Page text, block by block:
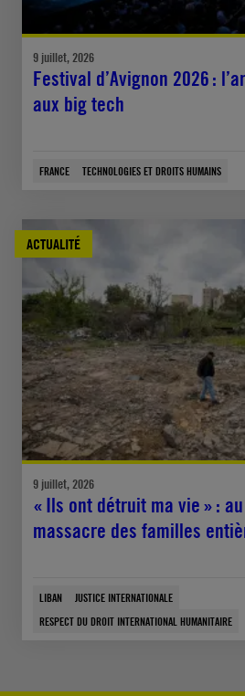
9 juillet, 2026
Festival d’Avignon 2026 :
aux big tech
FRANCE TECHNOLOGIES ET DROITS HUMAINS
ACTUALITÉ
9 juillet, 2026
« Ils ont détruit ma vie » :
massacre des familles
LIBAN
JUSTICE INTERNATIONALE
RESPECT DU DROIT INTERNATIONAL HUMANITAIRE